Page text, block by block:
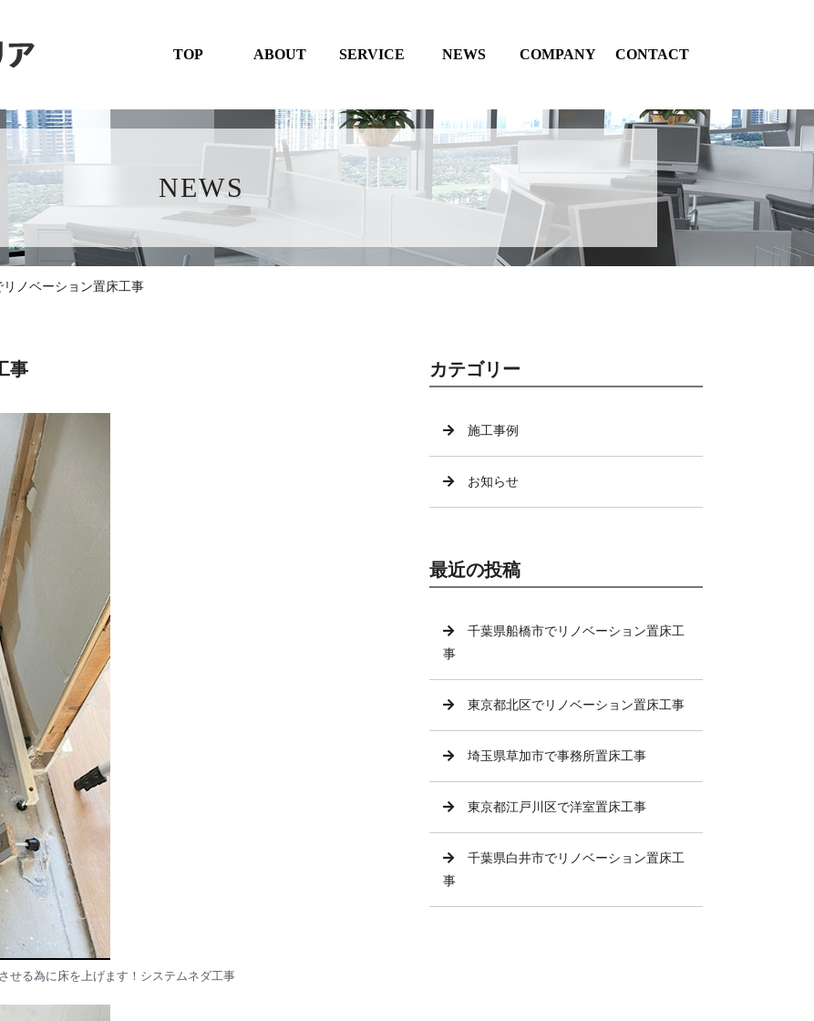
TOP ABOUT SERVICE NEWS COMPANY CONTACT
NEWS
ノベーション置床工事
事
せる為に床を上げます！システムネダ工事
カテゴリー
施工事例
お知らせ
最近の投稿
千葉県船橋市でリノベーション置床工
事
東京都北区でリノベーション置床工事
埼玉県草加市で事務所置床工事
東京都江戸川区で洋室置床工事
千葉県白井市でリノベーション置床工
事